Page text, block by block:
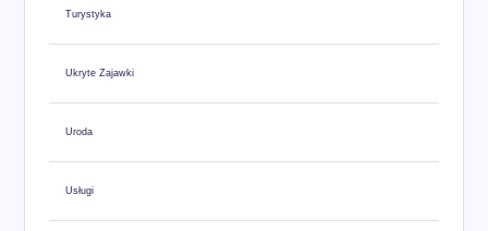
Turystyka
Ukryte Zajawki
Uroda
Usługi